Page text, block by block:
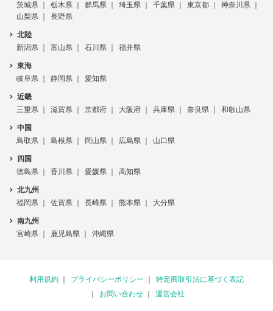
茨城県
栃木県 群馬県 埼玉県 千葉県 東京都
神奈川県
山梨県
長野県
北陸
新潟県
富山県 石川県 福井県
東海
岐阜県
静岡県 愛知県
近畿
三重県
滋賀県 京都府 大阪府 兵庫県 奈良県 和歌山県
中国
鳥取県
島根県 岡山県 広島県 山口県
四国
徳島県
香川県 愛媛県 高知県
北九州
福岡県
佐賀県 長崎県 熊本県 大分県
南九州
宮崎県
鹿児島県 沖縄県
利用規約 プライバシーポリシー
特定商取引法に基づく表記
お問い合わせ
運営会社